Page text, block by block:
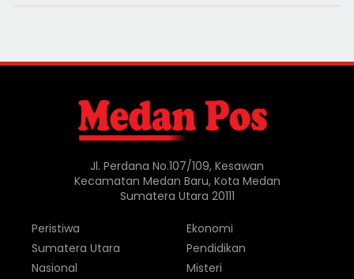
Jl. Perdana No.107/109, Kesawan
Kecamatan Medan Baru, Kota Medan
Sumatera Utara 20111
Peristiwa
Sumatera Utara
Nasional
Ekonomi
Pendidikan
Misteri